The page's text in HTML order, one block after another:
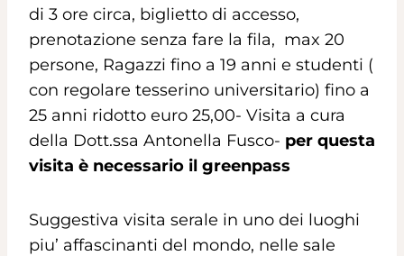
di 3 ore circa, biglietto di accesso,
prenotazione senza fare la fila, max 20
persone, Ragazzi fino a 19 anni e studenti (
con regolare tesserino universitario) fino a
25 anni ridotto euro 25,00- Visita a cura
della Dott.ssa Antonella Fusco- per questa
visita è necessario il greenpass
Suggestiva visita serale in uno dei luoghi
piu’ affascinanti del mondo, nelle sale